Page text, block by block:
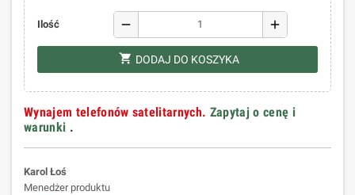
Ilość remove add
shopping_cart DODAJ DO KOSZYKA
Wynajem telefonów satelitarnych. Zapytaj o cenę i
warunki .
Karol Łoś
Menedżer produktu